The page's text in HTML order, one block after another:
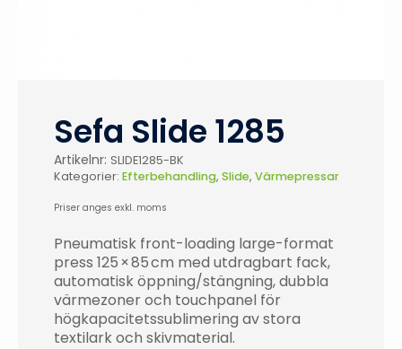
Sefa Slide 1285
Artikelnr: SLIDE1285-BK
Kategorier: Efterbehandling, Slide, Värmepressar
Priser anges exkl. moms
Pneumatisk front-loading large-format
press 125 × 85 cm med utdragbart fack,
automatisk öppning/stängning, dubbla
värmezoner och touchpanel för
högkapacitetssublimering av stora
textilark och skivmaterial.